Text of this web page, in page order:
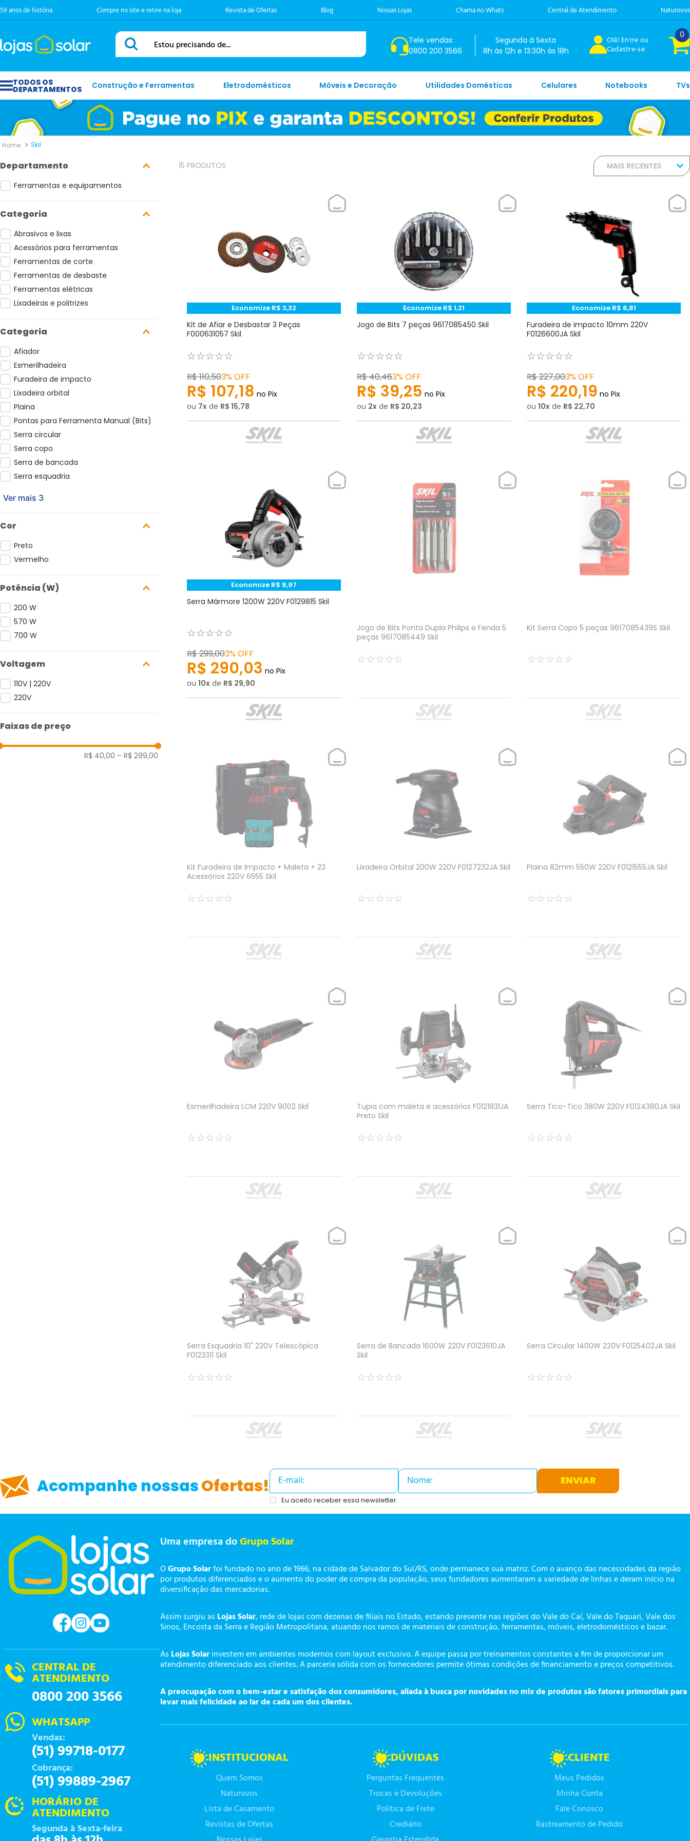
59 anos de história Compre no site e retire na loja Revista de Ofertas Blog Nossas Lojas Chama no Whats Central de Atendimento Naturovos
Estou precisando de...
Tele vendas:
0800 200 3566
Segunda à Sexta
8h às 12h e 13:30h às 18h
Olá! Entre ou
Cadastre-se
0
Construção e Ferramentas Eletrodomésticos Móveis e Decoração Utilidades Domésticas Celulares Notebooks TVs
Skil
Departamento
Ferramentas e equipamentos
Categoria
Abrasivos e lixas
Acessórios para ferramentas
Ferramentas de corte
Ferramentas de desbaste
Ferramentas elétricas
Lixadeiras e politrizes
Afiador
Esmerilhadeira
Furadeira de impacto
Lixadeira orbital
Plaina
Pontas para Ferramenta Manual (Bits)
Serra circular
Serra copo
Serra de bancada
Serra esquadria
Ver mais 3
Cor
Preto
Vermelho
Potência (W)
200 W
570 W
700 W
Voltagem
110V | 220V
220V
Faixas de preço
R$ 40,00 – R$ 299,00
15 PRODUTOS MAIS RECENTES
Economize R$ 3,32
Kit de Afiar e Desbastar 3 Peças
F000631057 Skil
☆☆☆☆☆
R$110,503%OFF
R$ 107,18 no Pix
ou 7 de R$ 15,78
Economize R$ 1,21
Jogo de Bits 7 peças 9617085450 Skil
☆☆☆☆☆
R$40,463%OFF
R$ 39,25 no Pix
ou 2 de R$ 20,23
Economize R$ 6,81
Furadeira de impacto 10mm 220V
F0126600JA Skil
☆☆☆☆☆
R$227,003%OFF
R$ 220,19 no Pix
ou10 de R$ 22,70
Economize R$ 8,97
Serra Mármore 1200W 220V F0129815 Skil
☆☆☆☆☆
R$299,003%OFF
R$ 290,03 no Pix
ou 10 de R$ 29,90
Jogo de Bits Ponta Dupla Philips e Fenda 5
peças 9617085449 Skil
☆☆☆☆☆
Kit Serra Copo 5 peças 9617085439S Skil
☆☆☆☆☆
Kit Furadeira de Impacto + Maleta + 23
Acessórios 220V 6555 Skil
☆☆☆☆☆
Lixadeira Orbital 200W 220V F0127232JA Skil
☆☆☆☆☆
Plaina 82mm 550W 220V F0121555JA Skil
☆☆☆☆☆
Esmerilhadeira LCM 220V 9002 Skil
☆☆☆☆☆
Tupia com maleta e acessórios F0121831JA
Preto Skil
☆☆☆☆☆
Serra Tico-Tico 380W 220V F0124380JA Skil
☆☆☆☆☆
Serra Esquadria 10" 220V Telescópica
F0123311 Skil
☆☆☆☆☆
Serra de Bancada 1600W 220V F0123610JA
Skil
☆☆☆☆☆
Serra Circular 1400W 220V F0125402JA Skil
☆☆☆☆☆
Acompanhe nossasOfertas! ENVIAR
Eu aceito receber essa newsletter.
CENTRAL DE
ATENDIMENTO
0800 200 3566
WHATSAPP
Vendas:
(51) 99718-0177
Cobrança:
(51) 99889-2967
HORÁRIO DE
ATENDIMENTO
Segunda à Sexta-feira
Uma empresa doGrupo Solar
OGrupo Solarfoi fundado no ano de 1966, na cidade de Salvador do Sul/RS, onde permanece sua matriz. Com o avanço das necessidades da região
por produtos diferenciados e o aumento do poder de compra da população, seus fundadores aumentaram a variedade de linhas e deram início na
diversificação das mercadorias.
Assim surgiu as Lojas Solar, rede de lojas com dezenas de filiais no Estado, estando presente nas regiões do Vale do Caí, Vale do Taquari, Vale dos
Sinos, Encosta da Serra e Região Metropolitana, atuando nos ramos de materiais de construção, ferramentas, móveis, eletrodomésticos e bazar.
As Lojas Solarinvestem em ambientes modernos com layout exclusivo. A equipe passa por treinamentos constantes a fim de proporcionar um
atendimento diferenciado aos clientes. A parceria sólida com os fornecedores permite ótimas condições de financiamento e preços competitivos.
A preocupação com o bem-estar e satisfação dos consumidores, aliada à busca por novidades no mix de produtos são fatores primordiais para
levar mais felicidade ao lar de cada um dos clientes.
INSTITUCIONAL
Quem Somos
Naturovos
Lista de Casamento
Revistas de Ofertas
DÚVIDAS
Perguntas Frequentes
Trocas e Devoluções
Política de Frete
Crediário
CLIENTE
Meus Pedidos
Minha Conta
Fale Conosco
Rastreamento de Pedido